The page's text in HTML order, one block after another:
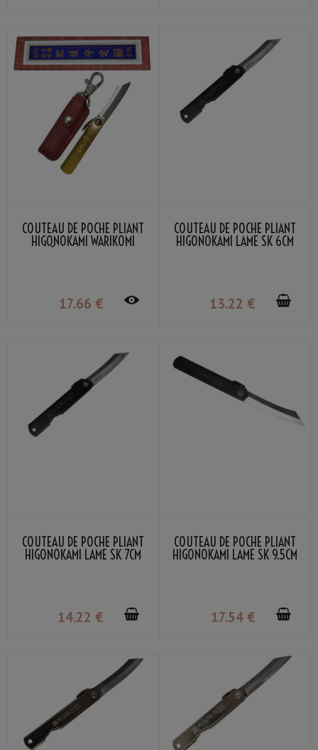
COUTEAU DE POCHE PLIANT
HIGONOKAMI WARIKOMI
17.66 €
COUTEAU DE POCHE PLIANT
HIGONOKAMI LAME SK 6CM
13.22 €
COUTEAU DE POCHE PLIANT
HIGONOKAMI LAME SK 7CM
14.22 €
COUTEAU DE POCHE PLIANT
HIGONOKAMI LAME SK 9.5CM
17.54 €